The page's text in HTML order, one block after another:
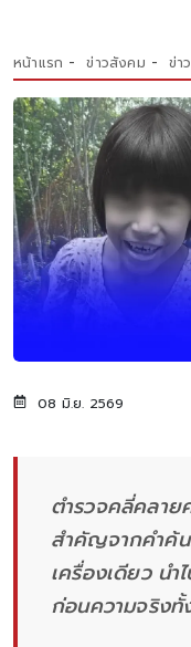
หน้าแรก ข่าวสังคม ข่า
08 มิ.ย. 2569
ตำรวจคลี่คลา
สำคัญจากคำค้
เครื่องเดียว น
ก่อนความจริงทั้